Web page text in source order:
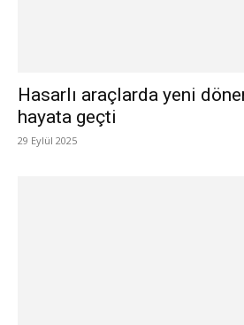
Hasarlı araçlarda yeni
hayata geçti
29 Eylül 2025